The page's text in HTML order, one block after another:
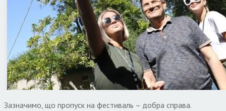
Зазначимо, що пропуск на фестиваль – добра справа.